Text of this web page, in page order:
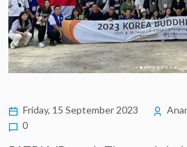
Friday, 15 September 2023
0